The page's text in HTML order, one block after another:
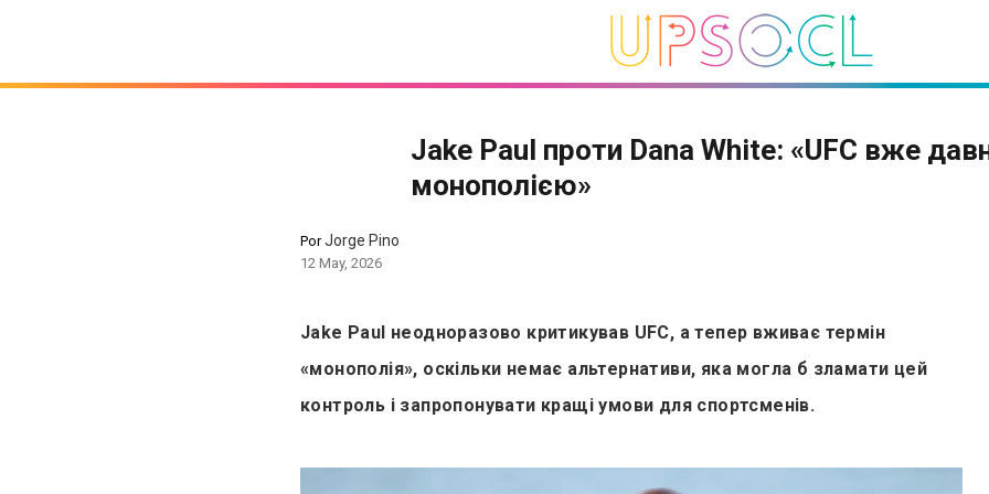
Jake Paul проти Dana White: «UFC вже
монополією»
PorJorge Pino
12 May, 2026
Jake Paul неодноразово критикував UFC, а тепер вживає термін
«монополія», оскільки немає альтернативи, яка могла б зламати цей
контроль і запропонувати кращі умови для спортсменів.